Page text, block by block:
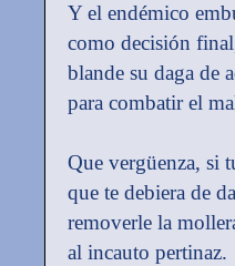
Y el endémico
como decisión
blande su daga de
para combatir el
Que vergüenza, si
que te debiera de
removerle la
al incauto pertinaz.